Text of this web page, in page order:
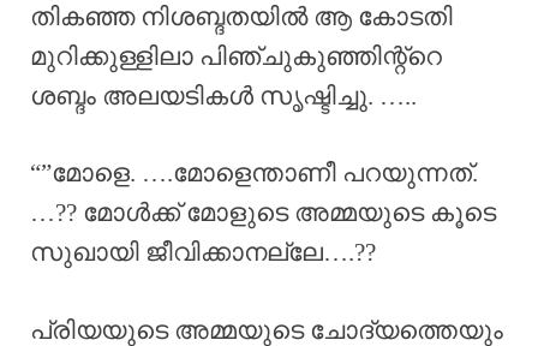
തികഞ്ഞ നിശബ്ദതയിൽ ആ കോടതി
മുറിക്കുള്ളിലാ പിഞ്ചുകുഞ്ഞിന്റ്റെ
ശബ്ദം അലയടികൾ സൃഷ്ടിച്ചു. …..
“”മോളെ. ….മോളെന്താണീ പറയുന്നത്.
…?? മോൾക്ക് മോളുടെ അമ്മയുടെ കൂടെ
സുഖായി ജീവിക്കാനല്ലേ….??
പ്രിയയുടെ അമ്മയുടെ ചോദ്യത്തെയും